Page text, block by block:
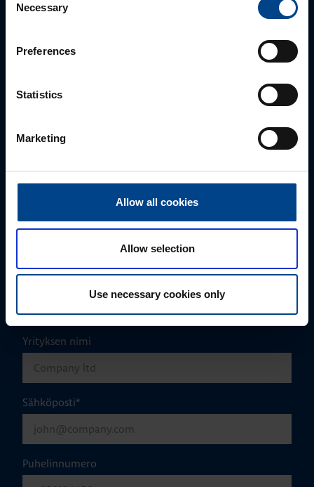
Selection
Necessary
Preferences
Statistics
Marketing
Allow all cookies
Allow selection
Use necessary cookies only
Myynti
Etunimi*
Yrityksen nimi
Sähköposti*
Puhelinnumero